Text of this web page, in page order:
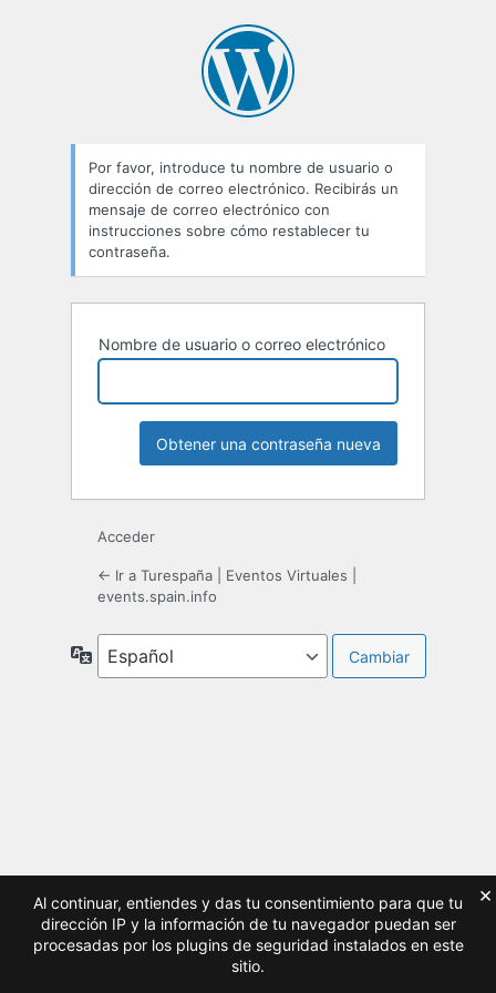
Por favor, introduce tu nombre de usuario o
dirección de correo electrónico. Recibirás un
mensaje de correo electrónico con
instrucciones sobre cómo restablecer tu
contraseña.
Nombre de usuario o correo electrónico
Acceder
← Ir a Turespaña | Eventos Virtuales |
events.spain.info
Idioma
Al continuar, entiendes y das tu consentimiento para que tu
dirección IP y la información de tu navegador puedan ser
procesadas por los plugins de seguridad instalados en este
sitio.
×